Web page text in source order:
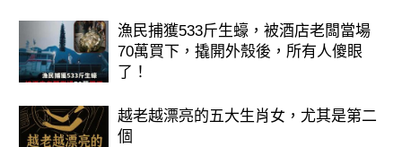
漁民捕獲533斤生蠔，被酒店老闆當場
70萬買下，撬開外殼後，所有人傻眼
了！
越老越漂亮的五大生肖女，尤其是第二
個